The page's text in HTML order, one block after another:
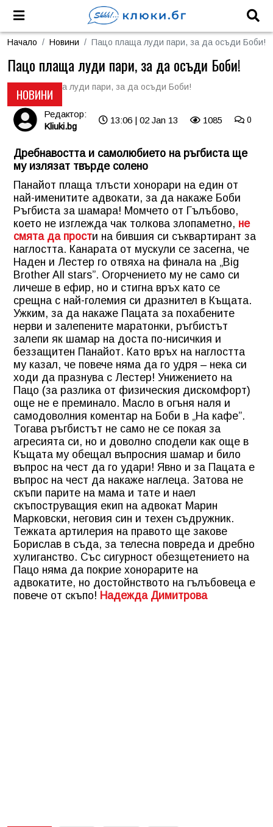
Начало Новини Пацо плаща луди пари, за да осъди Боби!
НОВИНИ
Пацо плаща луди пари, за да осъди Боби!
Редактор:
Kliuki.bg
13:06 | 02 Jan 13 1085 0
Дребнавостта и самолюбието на ръгбиста ще
му излязат твърде солено
Панайот плаща тлъсти хонорари на един от
най-именитите адвокати, за да накаже Боби
Ръгбиста за шамара! Момчето от Гълъбово,
което не изглежда чак толкова злопаметно, не
смята да прости на бившия си съквартирант за
наглостта. Канарата от мускули се засегна, че
Наден и Лестер го отвяха на финала на „Big
Brother All stars”. Огорчението му не само си
личеше в ефир, но и стигна връх като се
срещна с най-големия си дразнител в Къщата.
Ужким, за да накаже Пацата за похабените
нерви и залепените маратонки, ръгбистът
залепи як шамар на доста по-нисичкия и
беззащитен Панайот. Като връх на наглостта
му казал, че повече няма да го удря – нека си
ходи да празнува с Лестер! Унижението на
Пацо (за разлика от физическия дискомфорт)
още не е преминало. Масло в огъня наля и
самодоволния коментар на Боби в „На кафе”.
Тогава ръгбистът не само не се покая за
агресията си, но и доволно сподели как още в
Къщата му обещал въпросния шамар и било
въпрос на чест да го удари! Явно и за Пацата е
въпрос на чест да накаже наглеца. Затова не
скъпи парите на мама и тате и наел
скъпоструващия екип на адвокат Марин
Марковски, неговия син и техен съдружник.
Тежката артилерия на правото ще закове
Борислав в съда, за телесна повреда и дребно
хулиганство. Със сигурност обезщетението на
Пацо няма да покрие хонорарите на
адвокатите, но достойнството на гълъбовеца е
повече от скъпо! Надежда Димитрова